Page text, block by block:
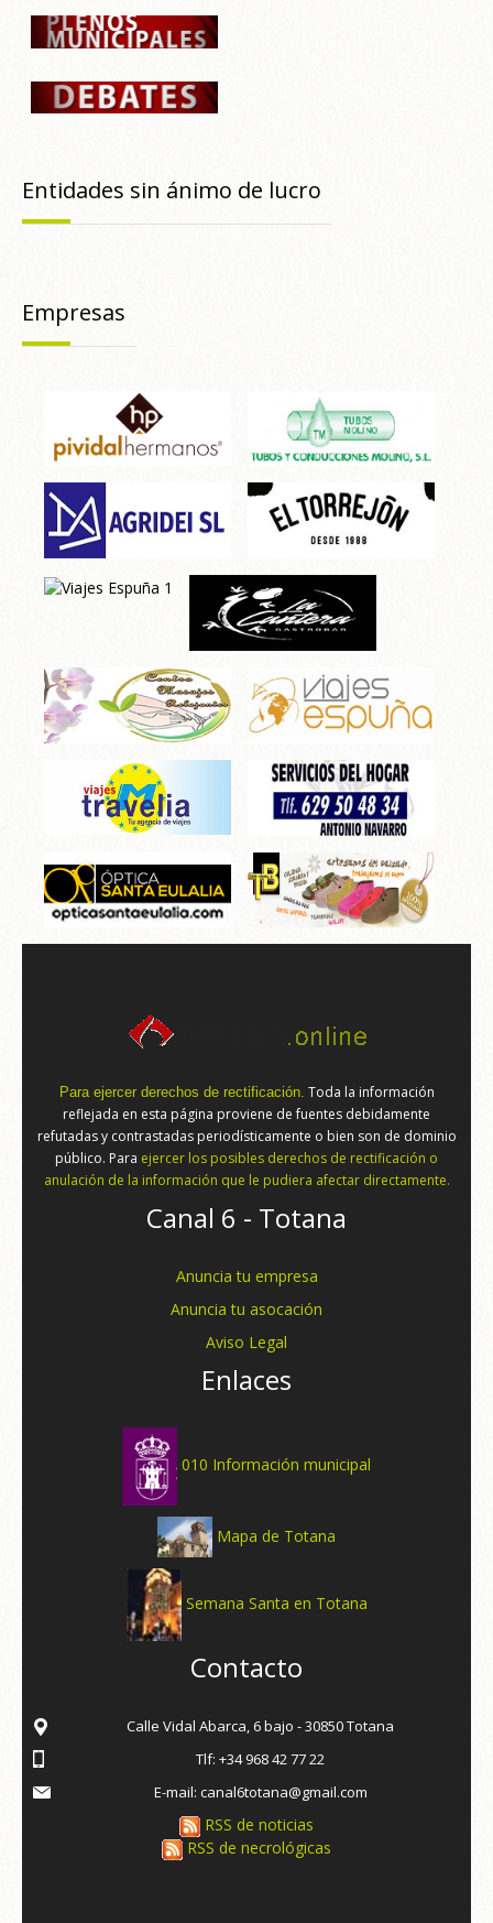
Entidades sin ánimo de lucro
Empresas
Para ejercer derechos de rectificación. Toda la información
reflejada en esta página proviene de fuentes debidamente
refutadas y contrastadas periodísticamente o bien son de dominio
público. Para ejercer los posibles derechos de rectificación o
anulación de la información que le pudiera afectar directamente.
Canal 6 - Totana
Anuncia tu empresa
Anuncia tu asocación
Aviso Legal
Enlaces
010 Información municipal
Mapa de Totana
Semana Santa en Totana
Contacto
Calle Vidal Abarca, 6 bajo - 30850 Totana
Tlf: +34 968 42 77 22
E-mail: canal6totana@gmail.com
RSS de noticias
RSS de necrológicas